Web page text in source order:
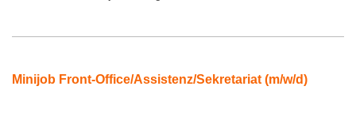
Minijob Front-Office/Assistenz/Sekretariat (m/w/d)